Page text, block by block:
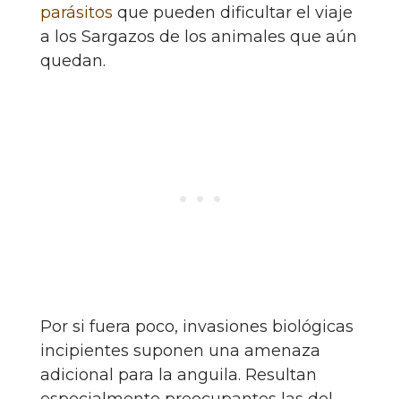
parásitos que pueden dificultar el viaje
a los Sargazos de los animales que aún
quedan.
Por si fuera poco, invasiones biológicas
incipientes suponen una amenaza
adicional para la anguila. Resultan